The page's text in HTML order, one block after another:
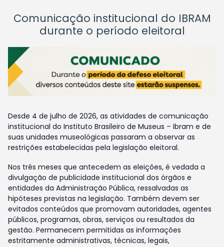
Comunicação institucional do IBRAM
durante o período eleitoral
Desde 4 de julho de 2026, as atividades de comunicação
institucional do Instituto Brasileiro de Museus – Ibram e de
suas unidades museológicas passaram a observar as
restrições estabelecidas pela legislação eleitoral.
Nos três meses que antecedem as eleições, é vedada a
divulgação de publicidade institucional dos órgãos e
entidades da Administração Pública, ressalvadas as
hipóteses previstas na legislação. Também devem ser
evitados conteúdos que promovam autoridades, agentes
públicos, programas, obras, serviços ou resultados da
gestão. Permanecem permitidas as informações
estritamente administrativas, técnicas, legais,